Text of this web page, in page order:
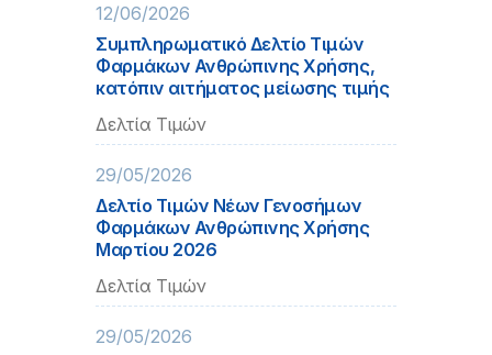
12/06/2026
Συμπληρωματικό Δελτίο Τιμών
Φαρμάκων Ανθρώπινης Χρήσης,
κατόπιν αιτήματος μείωσης τιμής
Δελτία Τιμών
29/05/2026
Δελτίο Τιμών Νέων Γενοσήμων
Φαρμάκων Ανθρώπινης Χρήσης
Μαρτίου 2026
Δελτία Τιμών
29/05/2026